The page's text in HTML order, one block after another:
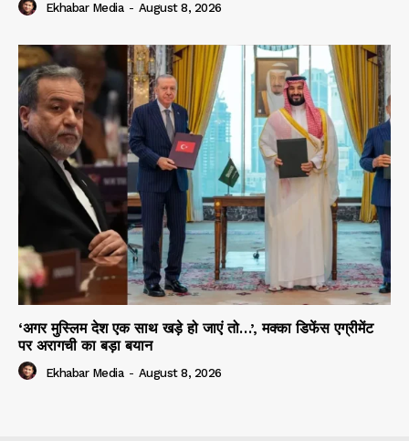
Ekhabar Media - August 8, 2026
‘अगर मुस्लिम देश एक साथ खड़े हो जाएं तो…’, मक्का डिफेंस एग्रीमेंट
पर अरागची का बड़ा बयान
Ekhabar Media - August 8, 2026